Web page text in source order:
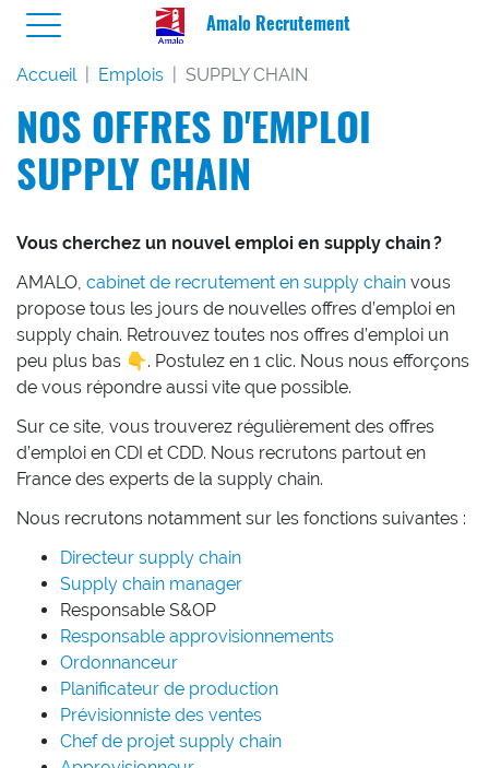
Amalo Recrutement
Accueil Emplois SUPPLY CHAIN
NOS OFFRES D'EMPLOI
SUPPLY CHAIN
Vous cherchez un nouvel emploi en supply chain ?
AMALO, cabinet de recrutement en supply chain vous
propose tous les jours de nouvelles offres d’emploi en
supply chain. Retrouvez toutes nos offres d’emploi un
peu plus bas 👇. Postulez en 1 clic. Nous nous efforçons
de vous répondre aussi vite que possible.
Sur ce site, vous trouverez régulièrement des offres
d’emploi en CDI et CDD. Nous recrutons partout en
France des experts de la supply chain.
Nous recrutons notamment sur les fonctions suivantes :
Directeur supply chain
Supply chain manager
Responsable S&OP
Responsable approvisionnements
Ordonnanceur
Planificateur de production
Prévisionniste des ventes
Chef de projet supply chain